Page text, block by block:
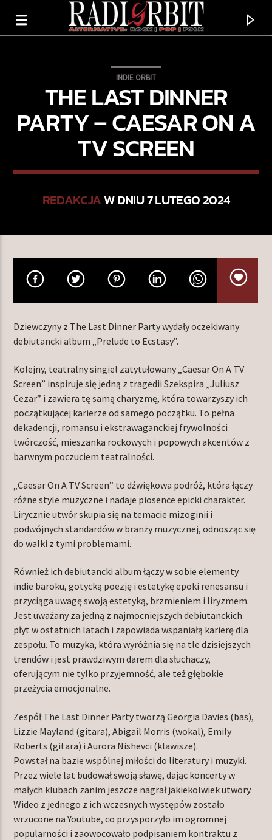
TERAZ W RAMÓWCE
INDIE ORBIT WEEKEND
NASTĘPNIE W RAMÓWCE
EXTRA ORBIT WEEKEND
18:00 20:00
Radio Orbit
INDIE ORBIT
THE LAST DINNER
PARTY – CAESAR ON A
TV SCREEN
REDAKCJAW DNIU 7 LUTEGO 2024
Dziewczyny z The Last Dinner Party wydały oczekiwany
debiutancki album „Prelude to Ecstasy”.
Kolejny, teatralny singiel zatytułowany „Caesar On A TV
Screen” inspiruje się jedną z tragedii Szekspira „Juliusz
Cezar” i zawiera tę samą charyzmę, która towarzyszy ich
początkującej karierze od samego początku. To pełna
dekadencji, romansu i ekstrawaganckiej frywolności
twórczość, mieszanka rockowych i popowych akcentów z
barwnym poczuciem teatralności.
„Caesar On A TV Screen” to dźwiękowa podróż, która łączy
różne style muzyczne i nadaje piosence epicki charakter.
Lirycznie utwór skupia się na temacie mizoginii i
podwójnych standardów w branży muzycznej, odnosząc się
do walki z tymi problemami.
Również ich debiutancki album łączy w sobie elementy
indie baroku, gotycką poezję i estetykę epoki renesansu i
przyciąga uwagę swoją estetyką, brzmieniem i liryzmem.
Jest uważany za jedną z najmocniejszych debiutanckich
płyt w ostatnich latach i zapowiada wspaniałą karierę dla
zespołu. To muzyka, która wyróżnia się na tle dzisiejszych
trendów i jest prawdziwym darem dla słuchaczy,
oferującym nie tylko przyjemność, ale też głębokie
przeżycia emocjonalne.
Zespół The Last Dinner Party tworzą Georgia Davies (bas),
Lizzie Mayland (gitara), Abigail Morris (wokal), Emily
Roberts (gitara) i Aurora Nishevci (klawisze).
Powstał na bazie wspólnej miłości do literatury i muzyki.
Przez wiele lat budował swoją sławę, dając koncerty w
małych klubach zanim jeszcze nagrał jakiekolwiek utwory.
Wideo z jednego z ich wczesnych występów zostało
wrzucone na Youtube, co przysporzyło im ogromnej
popularności i zaowocowało podpisaniem kontraktu z